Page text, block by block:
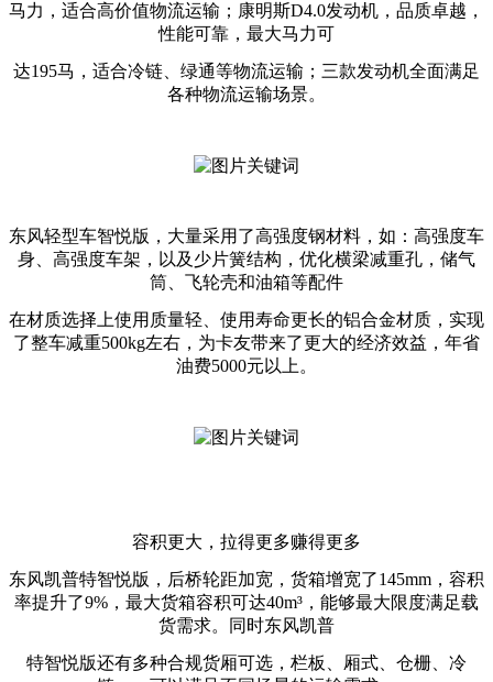
马力，适合高价值物流运输；康明斯D4.0发动机，品质卓越，
性能可靠，最大马力可
达195马，适合冷链、绿通等物流运输；三款发动机全面满足
各种物流运输场景。
东风轻型车智悦版，大量采用了高强度钢材料，如：高强度车
身、高强度车架，以及少片簧结构，优化横梁减重孔，储气
筒、飞轮壳和油箱等配件
在材质选择上使用质量轻、使用寿命更长的铝合金材质，实现
了整车减重500kg左右，为卡友带来了更大的经济效益，年省
油费5000元以上。
容积更大，拉得更多赚得更多
东风凯普特智悦版，后桥轮距加宽，货箱增宽了145mm，容积
率提升了9%，最大货箱容积可达40m³，能够最大限度满足载
货需求。同时东风凯普
特智悦版还有多种合规货厢可选，栏板、厢式、仓栅、冷